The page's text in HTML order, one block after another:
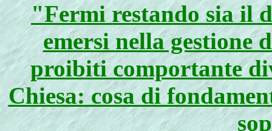
"Fermi restando sia il
emersi nella
proibiti comportante
Chiesa: cosa di